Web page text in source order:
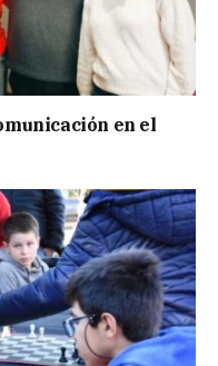
en el